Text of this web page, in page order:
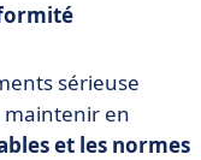
sérieuse
maintenir en
et les normes